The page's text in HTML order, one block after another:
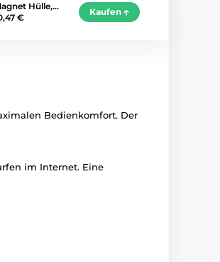
Hülle,…
€
Kaufen
Bedienkomfort. Der
im Internet. Eine